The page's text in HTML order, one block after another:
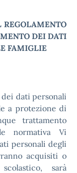
REGOLAMENTO
DEI DATI
FAMIGLIE
dati personali
a protezione di
trattamento
normativa Vi
personali degli
acquisiti o
sarà